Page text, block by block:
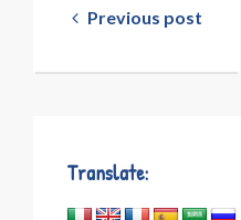
articoliPrevious post
Translate: